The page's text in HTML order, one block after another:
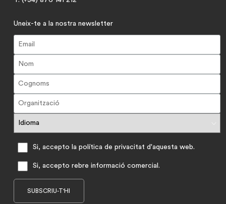
Uneix-te a la nostra newsletter
Si, accepto la política de privacitat d'aquesta web.
Si, accepto rebre informació comercial.